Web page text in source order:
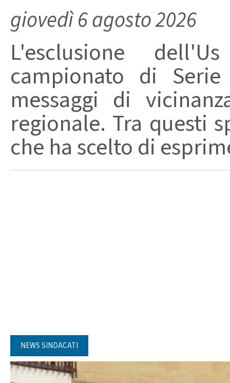
giovedì 6 agosto 2026
L'esclusione
campionato di
messaggi di
regionale. Tra questi
che ha scelto di
NEWS SINDACATI